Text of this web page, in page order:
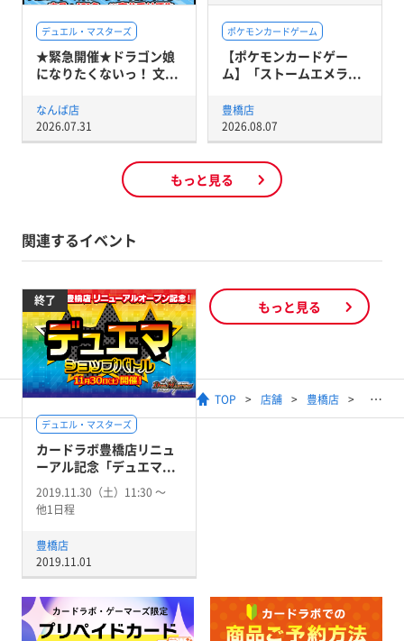
ポケモンカードゲーム
【ポケモンカードゲー
ム】「ストームエメラ...
豊橋店
2026.08.07
デュエル・マスターズ
★緊急開催★ドラゴン娘
になりたくないっ！ 文...
なんば店
2026.07.31
もっと見る
関連するイベント
終了
デュエル・マスターズ
カードラボ豊橋店リニュ
ーアル記念「デュエマ...
2019.11.30（土）11:30 〜
他1日程
豊橋店
2019.11.01
もっと見る
TOP 店舗 豊橋店